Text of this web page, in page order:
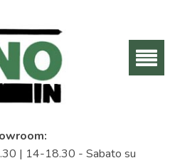
| 14-18.30 - Sabato su